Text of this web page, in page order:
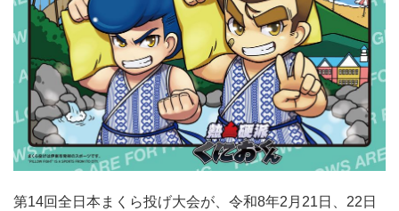
第14回全日本まくら投げ大会が、令和8年2月21日、22日